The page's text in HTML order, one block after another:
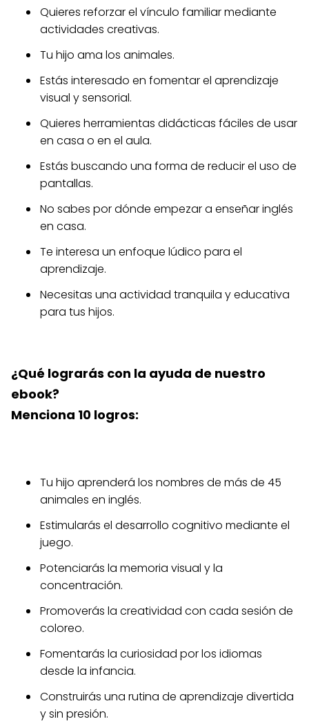
Quieres reforzar el vínculo familiar mediante
actividades creativas.
Tu hijo ama los animales.
Estás interesado en fomentar el aprendizaje
visual y sensorial.
Quieres herramientas didácticas fáciles de usar
en casa o en el aula.
Estás buscando una forma de reducir el uso de
pantallas.
No sabes por dónde empezar a enseñar inglés
en casa.
Te interesa un enfoque lúdico para el
aprendizaje.
Necesitas una actividad tranquila y educativa
para tus hijos.
¿Qué lograrás con la ayuda de nuestro
ebook?
Menciona 10 logros:
Tu hijo aprenderá los nombres de más de 45
animales en inglés.
Estimularás el desarrollo cognitivo mediante el
juego.
Potenciarás la memoria visual y la
concentración.
Promoverás la creatividad con cada sesión de
coloreo.
Fomentarás la curiosidad por los idiomas
desde la infancia.
Construirás una rutina de aprendizaje divertida
y sin presión.